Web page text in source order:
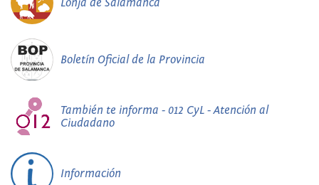
Boletín Oficial de la Provincia
También te informa - 012 CyL - Atención al
Ciudadano
Información